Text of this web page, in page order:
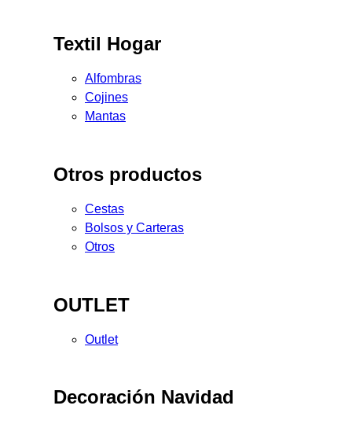
Textil Hogar
Alfombras
Cojines
Mantas
Otros productos
Cestas
Bolsos y Carteras
Otros
OUTLET
Outlet
Decoración Navidad